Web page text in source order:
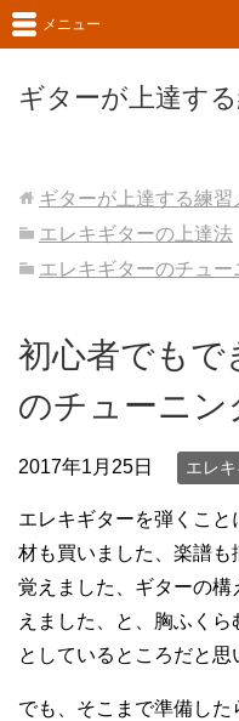
ギターが上達す
メニュー
ギターが上達する練習
エレキギターの上達法
エレキギターのチュー
初心者でもで
のチューニン
2017年1月25日 エレ
エレキギターを弾くこ
材も買いました、楽譜も
覚えました、ギターの
えました、と、胸ふく
としているところだと思
でも、そこまで準備し